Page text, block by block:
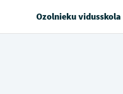
Ozolnieku vidusskola